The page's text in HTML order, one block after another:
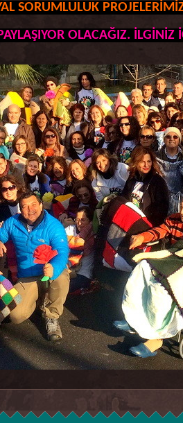
SORUMLULUK
OLACAĞIZ. İLGİNİZ